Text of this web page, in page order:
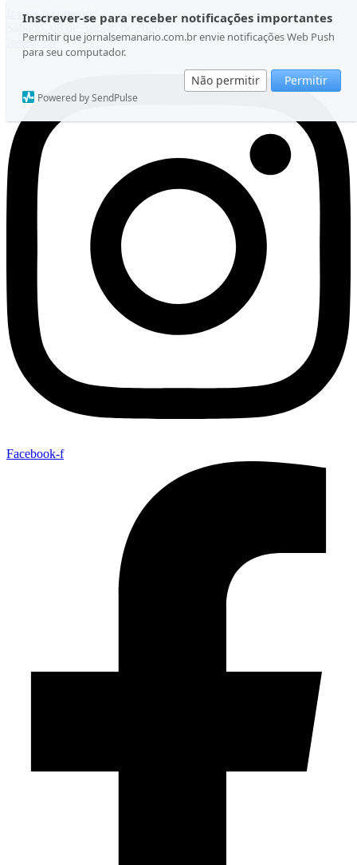
Inscrever-se para receber notificações importantes
Permitir que jornalsemanario.com.br envie notificações Web Push
para seu computador.
Não permitir Permitir
Powered by SendPulse
Ir para o conteúdo
Sábado, 08 de Agosto de 2026
Instagram
Facebook-f